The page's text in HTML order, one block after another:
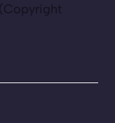
(Copyright